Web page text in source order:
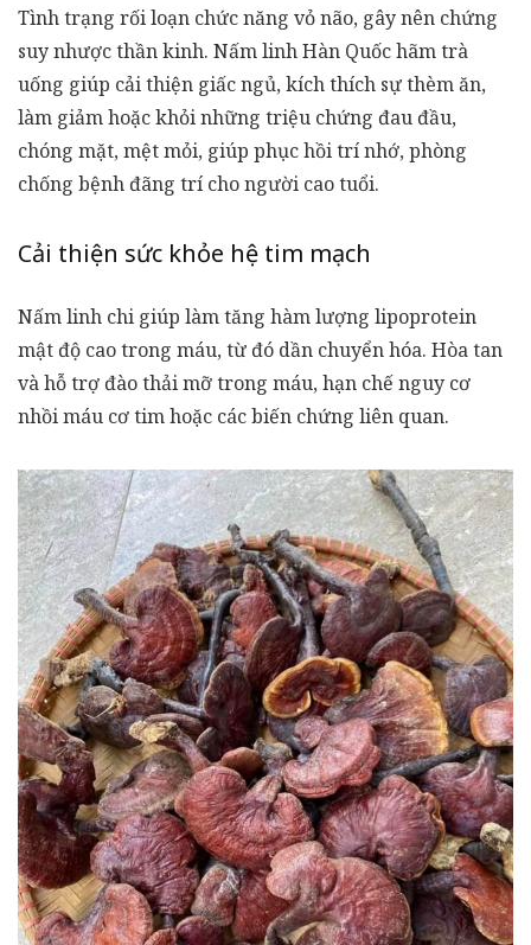
Tình trạng rối loạn chức năng vỏ não, gây nên chứng
suy nhược thần kinh. Nấm linh Hàn Quốchãm trà
uống giúp cải thiện giấc ngủ, kích thích sự thèm ăn,
làm giảm hoặc khỏi những triệu chứng đau đầu,
chóng mặt, mệt mỏi, giúp phục hồi trí nhớ, phòng
chống bệnh đãng trí cho người cao tuổi.
Cải thiện sức khỏe hệ tim mạch
Nấm linh chi giúp làm tăng hàm lượng lipoprotein
mật độ cao trong máu, từ đó dần chuyển hóa. Hòa tan
và hỗ trợ đào thải mỡ trong máu, hạn chế nguy cơ
nhồi máu cơ tim hoặc các biến chứng liên quan.